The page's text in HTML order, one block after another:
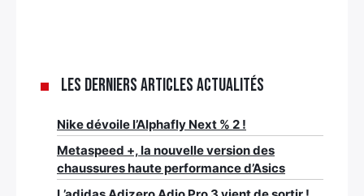
Les derniers articles Actualités
Nike dévoile l’Alphafly Next % 2 !
Metaspeed +, la nouvelle version des
chaussures haute performance d’Asics